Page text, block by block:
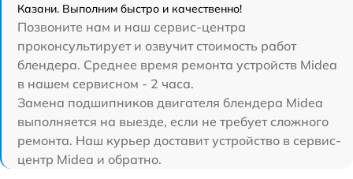
Казани. Выполним быстро и качественно!
Позвоните нам и наш сервис-центра
проконсультирует и озвучит стоимость работ
блендера. Среднее время ремонта устройств Midea
в нашем сервисном - 2 часа.
Замена подшипников двигателя блендера Midea
выполняется на выезде, если не требует сложного
ремонта. Наш курьер доставит устройство в сервис-
центр Midea и обратно.